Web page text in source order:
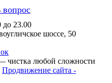
вопрос
до 23.00
шоссе, 50
чистка любой сложности
Продвижение сайта -